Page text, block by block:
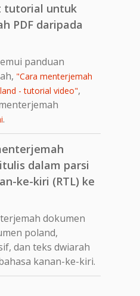
tutorial untuk
PDF daripada
panduan
"Cara menterjemah
- tutorial video",
.
dalam parsi
ke-kiri (RTL) ke
dokumen
poland,
dan teks dwiarah
kanan-ke-kiri.